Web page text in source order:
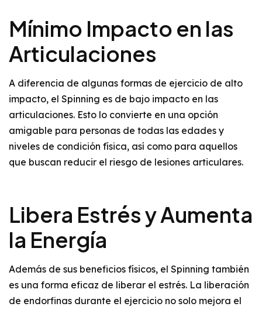
Mínimo Impacto en las
Articulaciones
A diferencia de algunas formas de ejercicio de alto
impacto, el Spinning es de bajo impacto en las
articulaciones. Esto lo convierte en una opción
amigable para personas de todas las edades y
niveles de condición física, así como para aquellos
que buscan reducir el riesgo de lesiones articulares.
Libera Estrés y Aumenta
la Energía
Además de sus beneficios físicos, el Spinning también
es una forma eficaz de liberar el estrés. La liberación
de endorfinas durante el ejercicio no solo mejora el